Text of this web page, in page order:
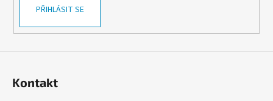
n
j
PŘIHLÁSIT SE
Kontakt